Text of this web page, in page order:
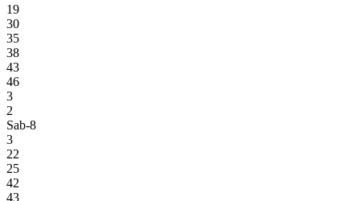
19
30
35
38
43
46
3
2
Sab-8
3
22
25
42
43